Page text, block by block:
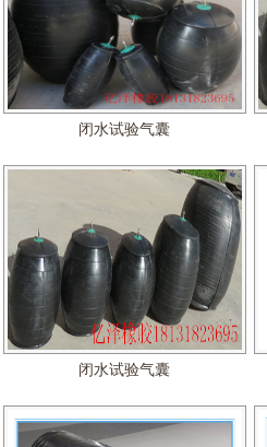
闭水试验气囊
闭水试验气囊